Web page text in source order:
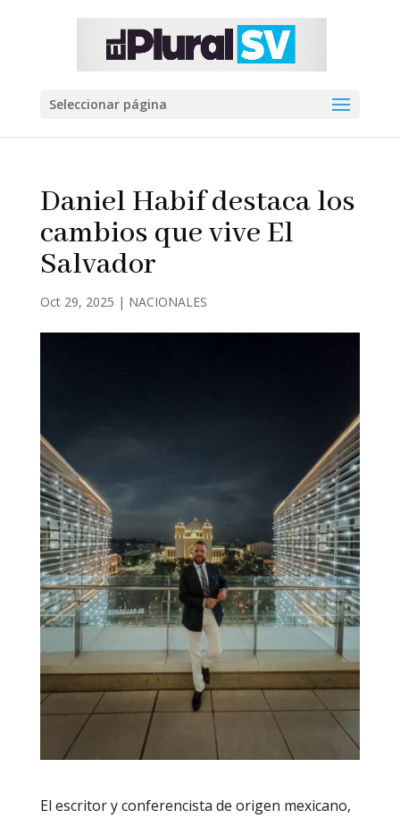
Seleccionar página
Daniel Habif destaca los
cambios que vive El
Salvador
Oct 29, 2025 | NACIONALES
El escritor y conferencista de origen mexicano,